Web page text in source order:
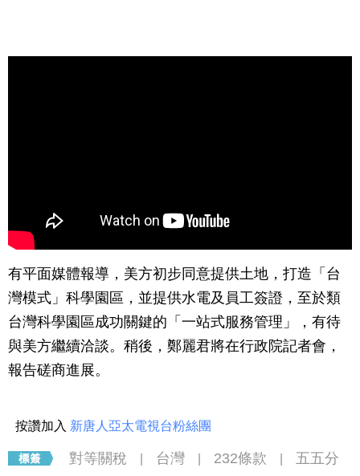
有平面媒體報導，美方初步同意提供土地，打造「台
灣模式」科學園區，並提供水電及員工簽證，至於類
台灣科學園區成功關鍵的「一站式服務管理」，有待
與美方繼續洽談。稍後，鄭麗君將在行政院記者會，
報告磋商進展。
按讚加入 新唐人亞太電視台粉絲團
對等關稅 台灣 232條款 五五分